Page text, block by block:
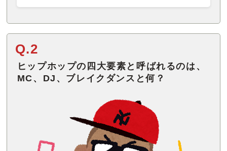
Q.2
ヒップホップの四大要素と呼ばれるのは、
MC、DJ、ブレイクダンスと何？